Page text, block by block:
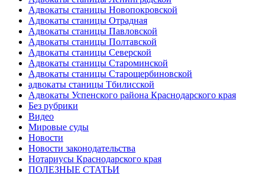
Адвокаты станицы Новопокровской
Адвокаты станицы Отрадная
Адвокаты станицы Павловской
Адвокаты станицы Полтавской
Адвокаты станицы Северской
Адвокаты станицы Староминской
Адвокаты станицы Старощербиновской
адвокаты станицы Тбилисской
Адвокаты Успенского района Краснодарского края
Без рубрики
Видео
Мировые суды
Новости
Новости законодательства
Нотариусы Краснодарского края
ПОЛЕЗНЫЕ СТАТЬИ